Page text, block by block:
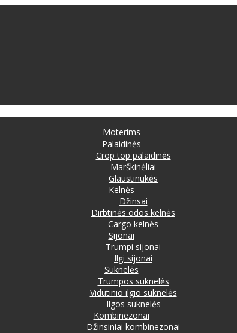
Moterims
Palaidinės
Crop top palaidinės
Marškinėliai
Glaustinukės
Kelnės
Džinsai
Dirbtinės odos kelnės
Cargo kelnės
Sijonai
Trumpi sijonai
Ilgi sijonai
Suknelės
Trumpos suknelės
Vidutinio ilgio suknelės
Ilgos suknelės
Kombinezonai
Džinsiniai kombinezonai